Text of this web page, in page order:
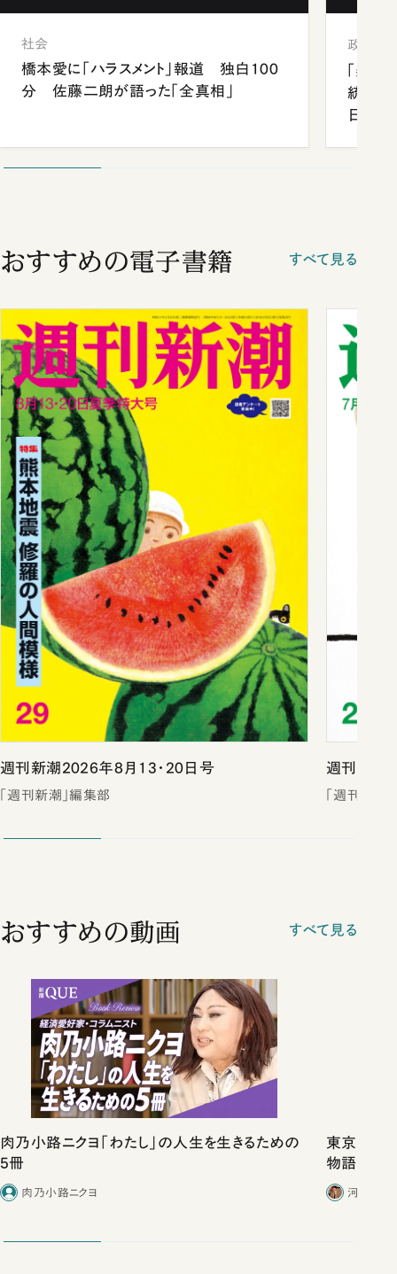
社会
橋本愛に「ハラスメント」報道 独白100
分 佐藤二朗が語った「全真相」
政治
「楽し
統領と
日米
おすすめの電子書籍 すべて見る
週刊新潮2026年8月13・20日号
「週刊新潮」編集部
週刊新潮
「週刊新潮
おすすめの動画 すべて見る
肉乃小路ニクヨ「わたし」の人生を生きるための
5冊
肉乃小路ニクヨ
東京は都
物語」に
河野有